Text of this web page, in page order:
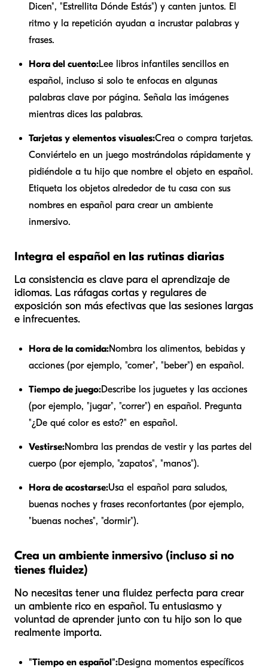
Dicen", "Estrellita Dónde Estás") y canten juntos. El
ritmo y la repetición ayudan a incrustar palabras y
frases.
Hora del cuento:Lee libros infantiles sencillos en
español, incluso si solo te enfocas en algunas
palabras clave por página. Señala las imágenes
mientras dices las palabras.
Tarjetas y elementos visuales:Crea o compra tarjetas.
Conviértelo en un juego mostrándolas rápidamente y
pidiéndole a tu hijo que nombre el objeto en español.
Etiqueta los objetos alrededor de tu casa con sus
nombres en español para crear un ambiente
inmersivo.
Integra el español en las rutinas diarias
La consistencia es clave para el aprendizaje de
idiomas. Las ráfagas cortas y regulares de
exposición son más efectivas que las sesiones largas
e infrecuentes.
Hora de la comida:Nombra los alimentos, bebidas y
acciones (por ejemplo, "comer", "beber") en español.
Tiempo de juego:Describe los juguetes y las acciones
(por ejemplo, "jugar", "correr") en español. Pregunta
"¿De qué color es esto?" en español.
Vestirse:Nombra las prendas de vestir y las partes del
cuerpo (por ejemplo, "zapatos", "manos").
Hora de acostarse:Usa el español para saludos,
buenas noches y frases reconfortantes (por ejemplo,
"buenas noches", "dormir").
Crea un ambiente inmersivo (incluso si no
tienes fluidez)
No necesitas tener una fluidez perfecta para crear
un ambiente rico en español. Tu entusiasmo y
voluntad de aprender junto con tu hijo son lo que
realmente importa.
"Tiempo en español":Designa momentos específicos